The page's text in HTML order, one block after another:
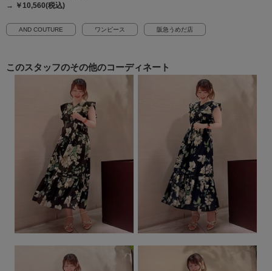
→ ￥10,560(税込)
AND COUTURE ワンピース 阪急うめだ店
このスタッフのその他のコーディネート